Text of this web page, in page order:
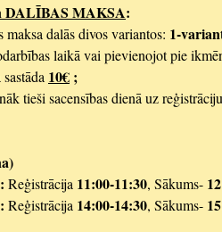
MAKSA:
dalās divos variantos: 1-
laikā vai pievienojot pie
10€ ;
tieši sacensības dienā uz
: Reģistrācija 11:00-11:30, Sākums-
: Reģistrācija 14:00-14:30, Sākums-